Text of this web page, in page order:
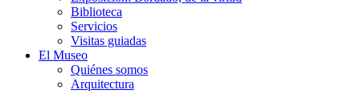
Biblioteca
Servicios
Visitas guiadas
El Museo
Quiénes somos
Arquitectura